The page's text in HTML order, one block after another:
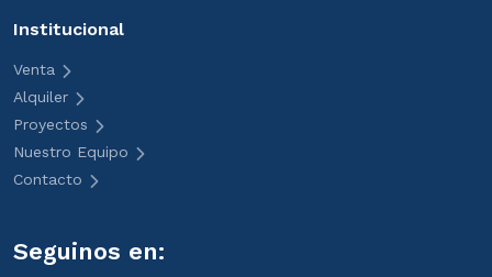
Institucional
Venta
Alquiler
Proyectos
Nuestro Equipo
Contacto
Seguinos en: